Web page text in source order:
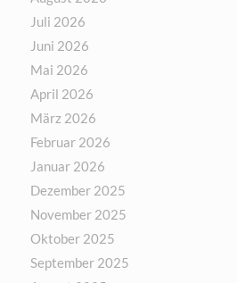
Juli 2026
Juni 2026
Mai 2026
April 2026
März 2026
Februar 2026
Januar 2026
Dezember 2025
November 2025
Oktober 2025
September 2025